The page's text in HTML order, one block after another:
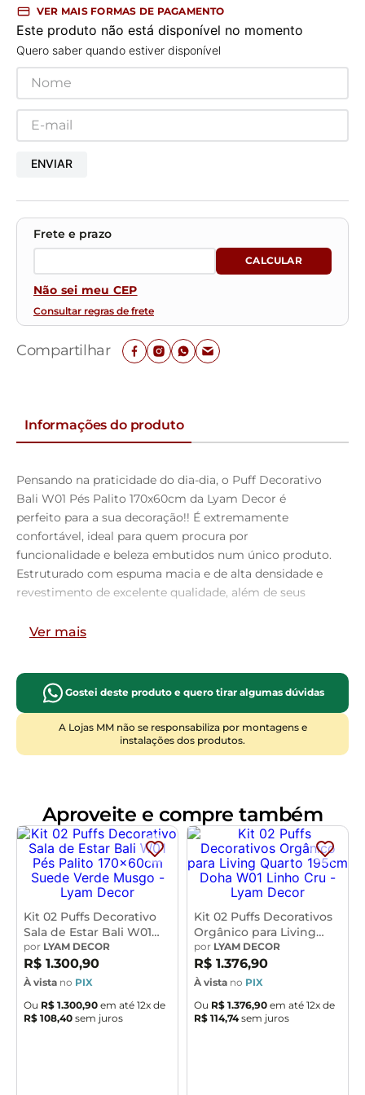
VER MAIS FORMAS DE PAGAMENTO
Este produto não está disponível no momento
Quero saber quando estiver disponível
ENVIAR
Não sei meu CEP
Consultar regras de frete
Compartilhar
Informações do produto
Pensando na praticidade do dia-dia, o Puff Decorativo
Bali W01 Pés Palito 170x60cm da Lyam Decor é
perfeito para a sua decoração!! É extremamente
confortável, ideal para quem procura por
funcionalidade e beleza embutidos num único produto.
Estruturado com espuma macia e de alta densidade e
revestimento de excelente qualidade, além de seus
composição deixando-o ainda mais elegante.
um apoio ou até mesmo recamier aos pés da cama,
em closets, integrando ambientes, dentre outras
opções. Com certeza vai harmonizar e embelezar ainda
mais a decoração do seu lar. Garanta já o seu!!!
Características:
Estrutura em pinus e eucalipto de reflorestamento,
com imunização contra mofo, cupim e micro-
organismos.
Revestimento em Bouclê na cor Preto.
Espuma de poliuretano D-26.
Pés Palito com montagem prática, necessita apenas
rosquear na base.
Peso suportado: Até 120 kg.
Sustentação do assento com percíntas elásticas de
50mm.
Altura dos pés: 15 cm.
Ver mais
Gostei deste produto e quero tirar algumas dúvidas
A Lojas MM não se responsabiliza por montagens e
instalações dos produtos.
Aproveite e compre também
Kit 02 Puffs Decorativo
Sala de Estar Bali W01
Pés Palito 170x60cm
Suede Verde Musgo -
Lyam Decor
por LYAM DECOR
R$ 1.300,90
À vista no PIX
Ou R$ 1.300,90 em até 12x de
R$ 108,40 sem juros
Kit 02 Puffs Decorativos
Orgânico para Living
Quarto 195cm Doha W01
Linho Cru - Lyam Decor
por LYAM DECOR
R$ 1.376,90
À vista no PIX
Ou R$ 1.376,90 em até 12x de
R$ 114,74sem juros